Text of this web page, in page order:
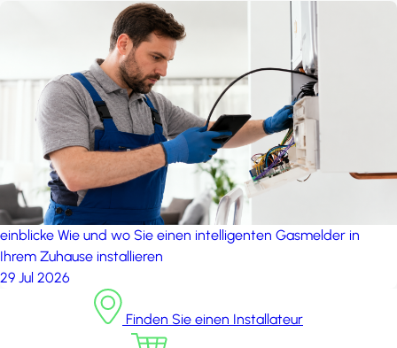
einblicke Wie und wo Sie einen intelligenten Gasmelder in
Ihrem Zuhause installieren
29 Jul 2026
Finden Sie einen Installateur